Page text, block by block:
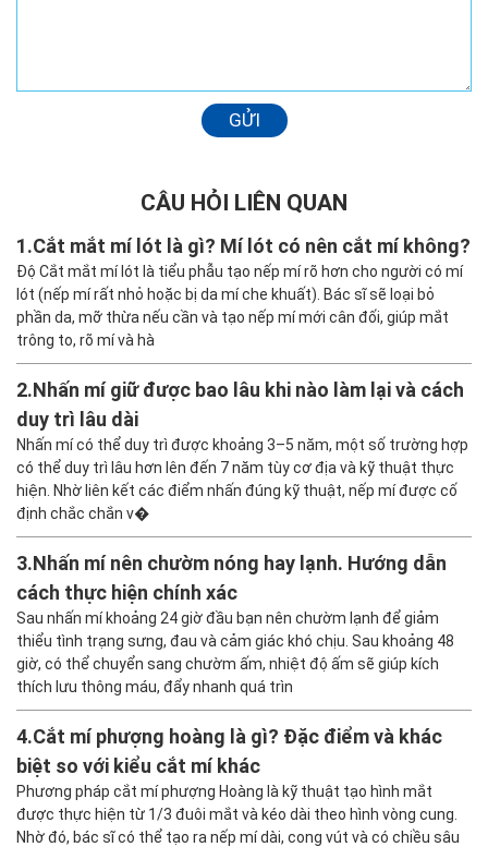
GỬI
CÂU HỎI LIÊN QUAN
1.Cắt mắt mí lót là gì? Mí lót có nên cắt mí không?
Độ Cắt mắt mí lót là tiểu phẫu tạo nếp mí rõ hơn cho người có mí
lót (nếp mí rất nhỏ hoặc bị da mí che khuất). Bác sĩ sẽ loại bỏ
phần da, mỡ thừa nếu cần và tạo nếp mí mới cân đối, giúp mắt
trông to, rõ mí và hà
2.Nhấn mí giữ được bao lâu khi nào làm lại và cách
duy trì lâu dài
Nhấn mí có thể duy trì được khoảng 3–5 năm, một số trường hợp
có thể duy trì lâu hơn lên đến 7 năm tùy cơ địa và kỹ thuật thực
hiện. Nhờ liên kết các điểm nhấn đúng kỹ thuật, nếp mí được cố
định chắc chắn v�
3.Nhấn mí nên chườm nóng hay lạnh. Hướng dẫn
cách thực hiện chính xác
Sau nhấn mí khoảng 24 giờ đầu bạn nên chườm lạnh để giảm
thiểu tình trạng sưng, đau và cảm giác khó chịu. Sau khoảng 48
giờ, có thể chuyển sang chườm ấm, nhiệt độ ấm sẽ giúp kích
thích lưu thông máu, đẩy nhanh quá trìn
4.Cắt mí phượng hoàng là gì? Đặc điểm và khác
biệt so với kiểu cắt mí khác
Phương pháp cắt mí phượng Hoàng là kỹ thuật tạo hình mắt
được thực hiện từ 1/3 đuôi mắt và kéo dài theo hình vòng cung.
Nhờ đó, bác sĩ có thể tạo ra nếp mí dài, cong vút và có chiều sâu